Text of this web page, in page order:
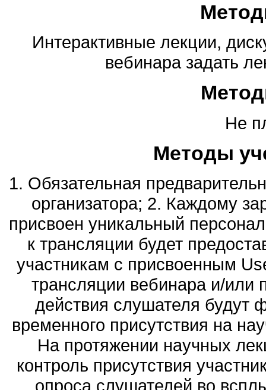
Интерактивные лекции,
вебинара задать
Не
Методы
1. Обязательная
организатора; 2. Каждому
присвоен уникальный
к трансляции будет
участникам с присвоенным
трансляции вебинара и/или
действия слушателя будут
временного присутствия на
На протяжении научных
контроль присутствия
опроса слушателей во